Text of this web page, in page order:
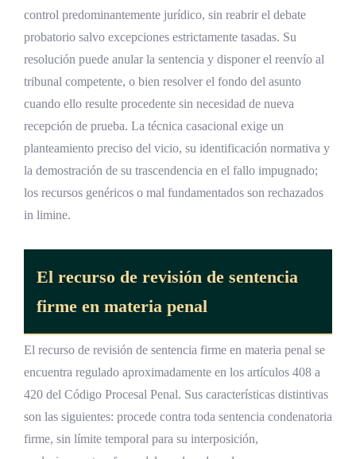
control predominantemente jurídico, sin reabrir el debate
probatorio salvo excepciones estrictamente tasadas. Su
resolución puede anular la sentencia y disponer el reenvío al
tribunal competente, o bien resolver el fondo del asunto
cuando ello resulte procedente sin necesidad de nueva
recepción de prueba. La técnica casacional exige un
planteamiento preciso del vicio, su identificación normativa y
la demostración de su trascendencia en el fallo impugnado;
los recursos genéricos o mal fundamentados son rechazados
in limine.
El recurso de revisión de sentencia
firme en materia penal
El recurso de revisión de sentencia firme en materia penal se
encuentra regulado aproximadamente en los artículos 408 a
420 del Código Procesal Penal. Sus características distintivas
son las siguientes: procede contra toda sentencia condenatoria
firme, sin límite temporal para su interposición,